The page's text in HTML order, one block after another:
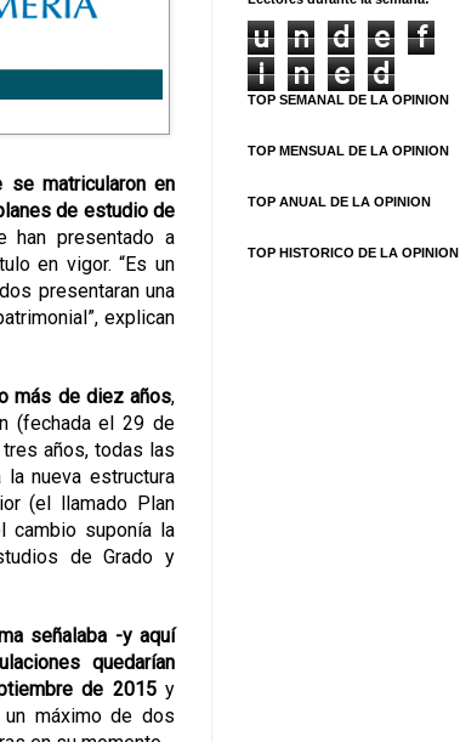
se matricularon en
de estudio de
presentado a
en vigor. “Es un
presentaran una
explican
más de diez años,
(fechada el 29 de
años, todas las
nueva estructura
(el llamado Plan
cambio suponía la
de Grado y
señalaba -y aquí
quedarían
de 2015y
máximo de dos
u n d e
f
i
n e d
TOP SEMANAL DE LA OPINION
TOP MENSUAL DE LA OPINION
TOP ANUAL DE LA OPINION
TOP HISTORICO DE LA OPINION